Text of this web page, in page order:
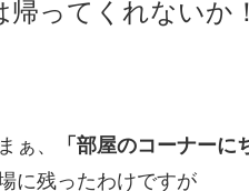
ってくれないか
ぁ、
「部屋のコーナー
に残ったわけですが